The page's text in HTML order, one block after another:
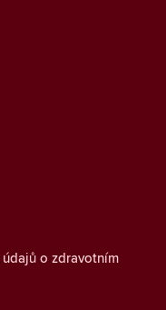
o zdravotním